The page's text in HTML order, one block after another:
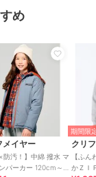
込まれています。
で展開。
る、ベーシックか
を提案します。
歳、14歳、15歳、
5年生、6年生、
150cm
め
メイヤー
×防汚！】中綿 撥水 マ
パーカー 120cm～
期間限
クリ
【ふ
かＺＩ